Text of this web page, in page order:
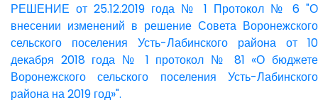
РЕШЕНИЕ от 25.12.2019 года № 1 Протокол № 6 "О
внесении изменений в решение Совета Воронежского
сельского поселения Усть-Лабинского района от 10
декабря 2018 года № 1 протокол № 81 «О бюджете
Воронежского сельского поселения Усть-Лабинского
района на 2019 год»".